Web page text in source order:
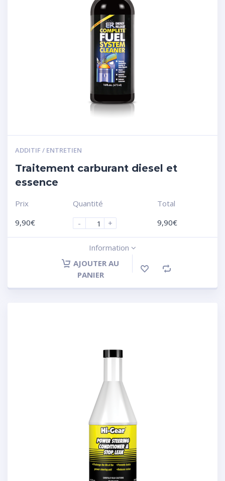
ADDITIF / ENTRETIEN
Traitement carburant diesel et
essence
Prix
9,90€
Quantité
-
+
Total
9,90€
Information
AJOUTER AU
PANIER